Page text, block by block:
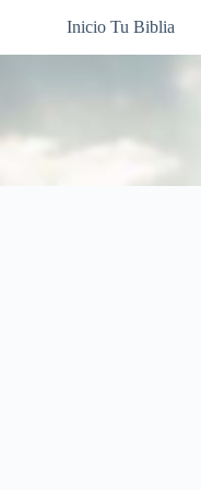
Inicio Tu Biblia